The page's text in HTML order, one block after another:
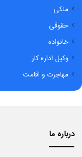
ملکی
حقوقی
خانواده
وکیل اداره کار
مهاجرت و اقامت
درباره ما